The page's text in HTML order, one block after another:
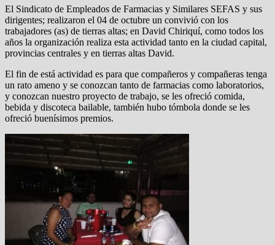
El Sindicato de Empleados de Farmacias y Similares SEFAS y sus
dirigentes; realizaron el 04 de octubre un convivió con los
trabajadores (as) de tierras altas; en David Chiriquí, como todos los
años la organización realiza esta actividad tanto en la ciudad capital,
provincias centrales y en tierras altas David.
El fin de está actividad es para que compañeros y compañeras tenga
un rato ameno y se conozcan tanto de farmacias como laboratorios,
y conozcan nuestro proyecto de trabajo, se les ofreció comida,
bebida y discoteca bailable, también hubo tómbola donde se les
ofreció buenísimos premios.